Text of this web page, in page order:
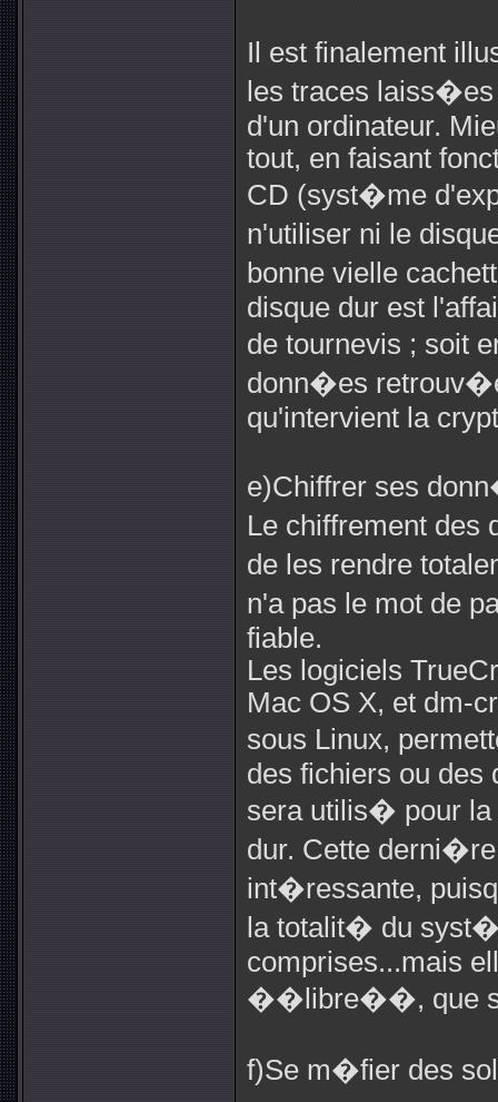
Il est finalement
les traces
d'un ordinateur.
tout, en faisant
CD (syst�me
n'utiliser ni le
bonne vielle
disque dur est
de tournevis ; soit
donn�es
qu'intervient la
e)Chiffrer ses
Le chiffrement des
de les rendre
n'a pas le mot de
fiable.
Les logiciels
Mac OS X, et dm-
sous Linux,
des fichiers ou des
sera utilis� pour
dur. Cette
int�ressante,
la totalit� du
comprises...mais
��libre��, que
f)Se m�fier des